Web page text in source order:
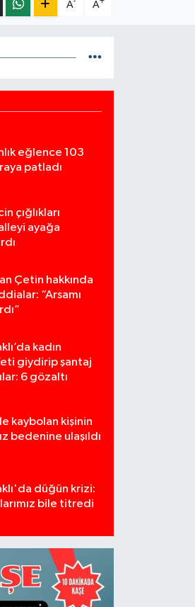
A A
eğlence 103
patladı
çığlıkları
ayağa
Çetin hakkında
“Arsamı
kadın
giydirip şantaj
6 gözaltı
kaybolan kişinin
bedenine ulaşıldı
düğün krizi:
bile titredi